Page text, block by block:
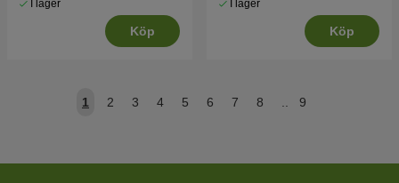
I lager
Köp
I lager
Köp
1 2 3 4 5 6 7 8 9